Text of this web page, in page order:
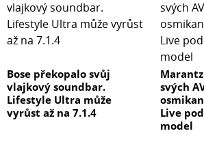
Bose překopalo svůj
vlajkový soundbar.
Lifestyle Ultra může
vyrůst až na 7.1.4
svých
Live
model